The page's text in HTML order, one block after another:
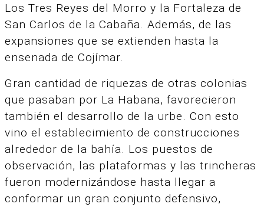
Los Tres Reyes del Morro y la Fortaleza de
San Carlos de la Cabaña. Además, de las
expansiones que se extienden hasta la
ensenada de Cojímar.
Gran cantidad de riquezas de otras colonias
que pasaban por La Habana, favorecieron
también el desarrollo de la urbe. Con esto
vino el establecimiento de construcciones
alrededor de la bahía. Los puestos de
observación, las plataformas y las trincheras
fueron modernizándose hasta llegar a
conformar un gran conjunto defensivo,